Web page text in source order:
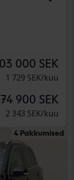
000 SEK
1 729 SEK/kuu
900 SEK
2 343 SEK/kuu
4 Pakkumised